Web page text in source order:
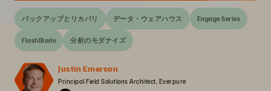
バックアップとリカバリ データ・ウェアハウス Engage Series
FlashBlade 分析のモダナイズ
Justin Emerson
Principal Field Solutions Architect, Everpure